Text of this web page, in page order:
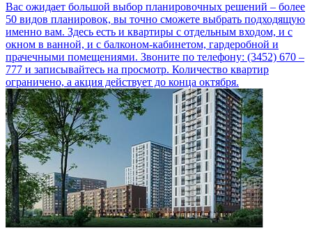
Вас ожидает большой выбор планировочных решений – более
50 видов планировок, вы точно сможете выбрать подходящую
именно вам. Здесь есть и квартиры с отдельным входом, и с
окном в ванной, и с балконом-кабинетом, гардеробной и
прачечными помещениями. Звоните по телефону: (3452) 670 –
777 и записывайтесь на просмотр. Количество квартир
ограничено, а акция действует до конца октября.